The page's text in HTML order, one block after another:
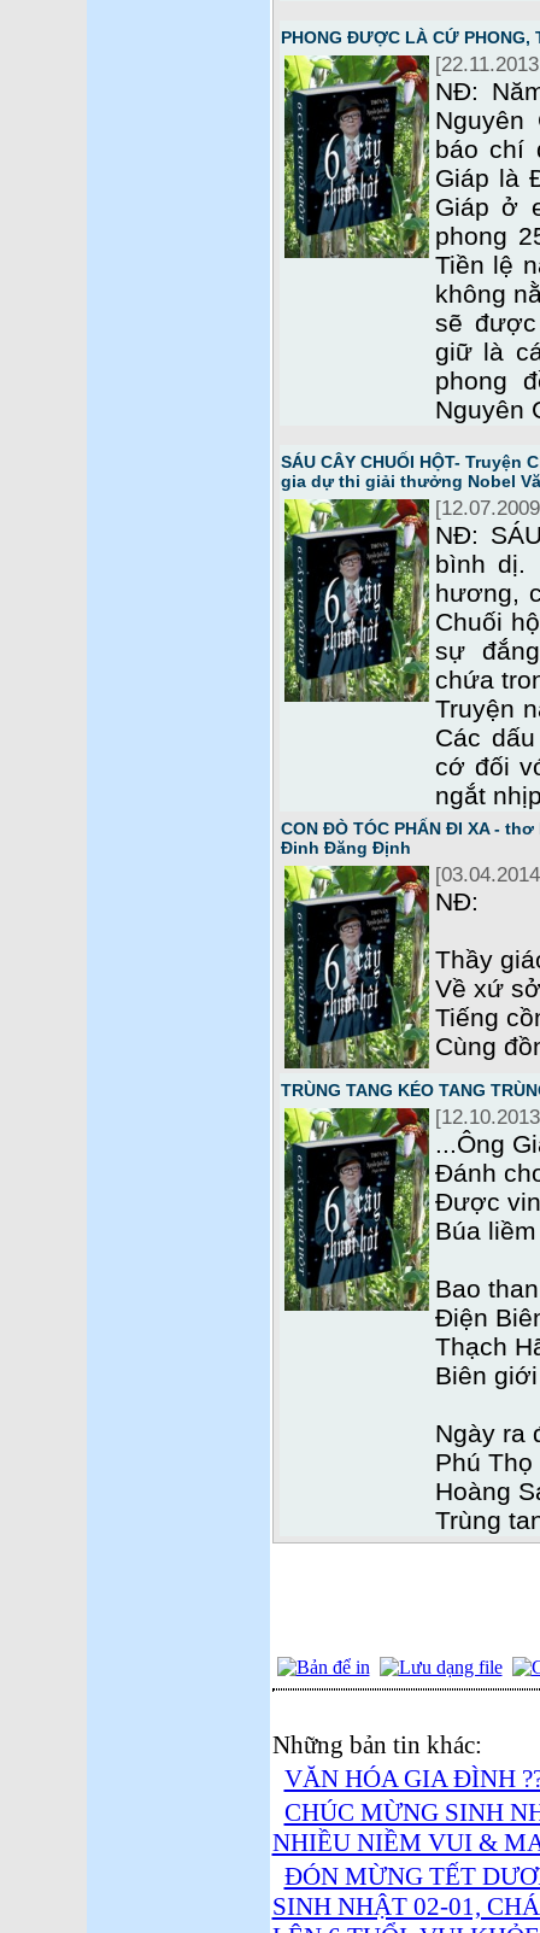
PHONG ĐƯỢC LÀ CỨ PHONG,
NĐ:
báo chí
Giáp là
Giáp ở
phong
Tiền lệ
không
sẽ
giữ là
phong
Nguyên
SÁU CÂY CHUỐI HỘT-
gia dự thi giải thưởng Nobel
NĐ:
bình dị.
hương,
Chuối
sự
chứa
Truyện
Các
cớ đối
ngắt
CON ĐÒ TÓC PHẤN ĐI XA -
Đinh Đăng Định
NĐ:
Thầy
Về xứ
Tiếng
Cùng
TRÙNG TANG KÉO TANG
...Ông
Đánh
Được
Búa
Bao
Điện
Thạch
Biên
Ngày ra
Phú
Hoàng
Trùng
Những bản tin khác:
VĂN HÓA GIA ĐÌNH
CHÚC MỪNG SINH
NHIỀU NIỀM VUI &
ĐÓN MỪNG TẾT
SINH NHẬT 02-01,